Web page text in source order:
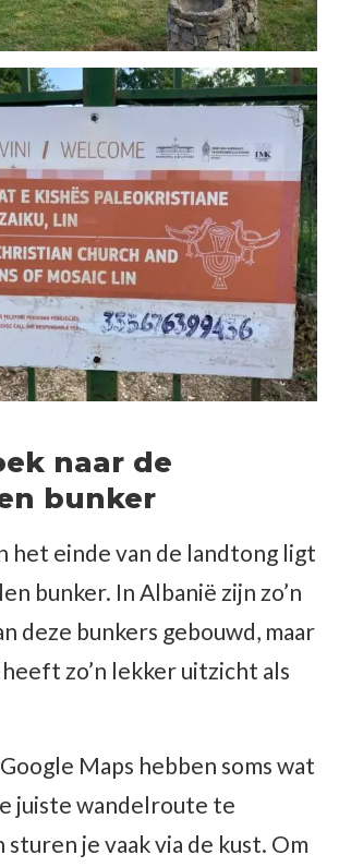
naar de
bunker
het einde van de landtong ligt
bunker. In Albanië zijn zo’n
deze bunkers gebouwd, maar
zo’n lekker uitzicht als
Maps hebben soms wat
juiste wandelroute te
sturen je vaak via de kust. Om